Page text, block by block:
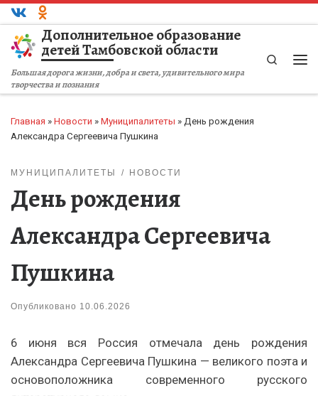
Перейти к содержимому
Дополнительное образование
детей Тамбовской области
Большая дорога жизни, добра и света, удивительного мира
творчества и познания
Search
Главная » Новости » Муниципалитеты » День рождения
Александра Сергеевича Пушкина
МУНИЦИПАЛИТЕТЫ НОВОСТИ
День рождения
Александра Сергеевича
Пушкина
Опубликовано 10.06.2026
6 июня вся Россия отмечала день рождения
Александра Сергеевича Пушкина — великого поэта и
основоположника современного русского